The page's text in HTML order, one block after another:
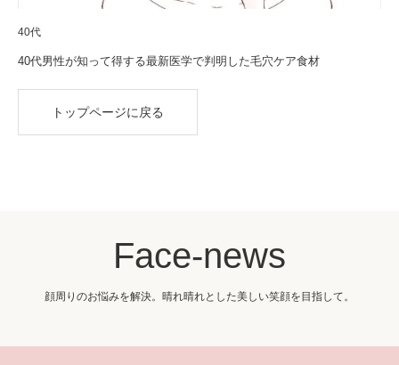
40代
40代男性が知って得する最新医学で判明した毛穴ケア食材
トップページに戻る
Face-news
顔周りのお悩みを解決。晴れ晴れとした美しい笑顔を目指して。